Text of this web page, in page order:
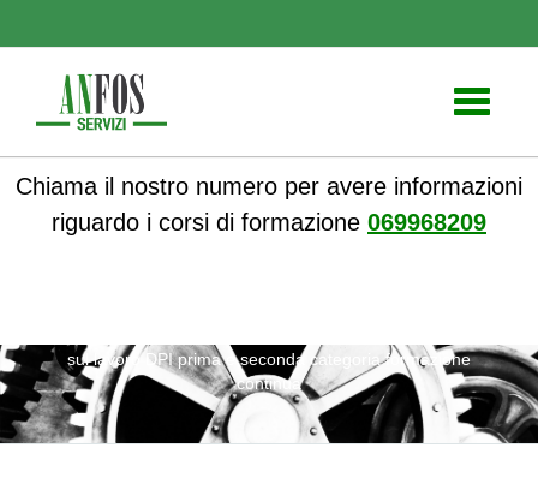
Toggle
Chiama il nostro numero per avere informazioni
riguardo i corsi di formazione 069968209
sul lavoro DPI prima e seconda categoria formazione
continua